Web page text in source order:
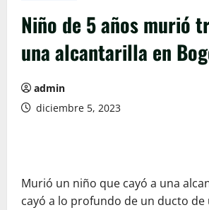
Niño de 5 años murió
una alcantarilla en
admin
diciembre 5, 2023
Murió un niño que cayó a una
cayó a lo profundo de un ducto de